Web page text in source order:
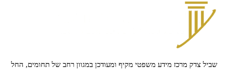
שביל צדק מרכז מידע משפטי מקיף ומעודכן במגוון רחב של תחומים, החל